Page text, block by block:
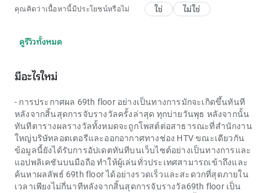
คุณคิดว่าเนื้อหานี้มีประโยชน์หรือไม่ ใช่ ไม่ใช่
ดูรีวิวทั้งหมด
มีอะไรใหม่
- การประกาศผล 69th floorอย่างเป็นทางการมักจะเกิดขึ้นทันที
หลังจากสิ้นสุดการจับรางวัลครั้งล่าสุด ทุกบ่ายวันพุธ หลังจากนั้น
ทันทีตารางผลรางวัลทั้งหมดจะถูกโพสต์ต่อสาธารณะที่สำนักงาน
ใหญ่บริษัทลอตเตอรีและออกอากาศทางช่อง HTV ขณะเดียวกัน
ข้อมูลนี้ยังได้รับการอัปเดตทันทีบนเว็บไซต์อย่างเป็นทางการและ
แอปพลิเคชันบนมือถือ ทำให้ผู้เล่นทั่วประเทศสามารถเข้าถึงและ
ค้นหาผลลัพธ์ 69th floorได้อย่างรวดเร็วและสะดวกที่สุดภายใน
เวลาเพียงไม่กี่นาทีหลังจากสิ้นสุดการจับรางวัล69th floorเป็น